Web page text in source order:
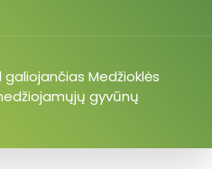
Medžioklės
gyvūnų